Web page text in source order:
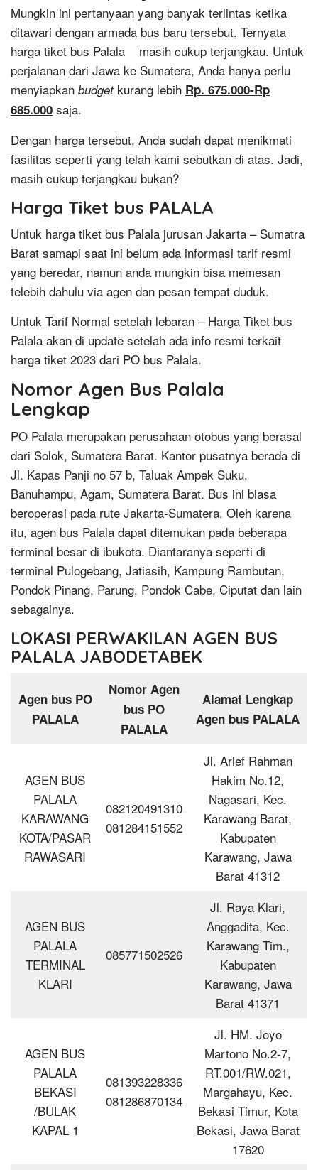
Mungkin ini pertanyaan yang banyak terlintas ketika
ditawari dengan armada bus baru tersebut. Ternyata
harga tiket bus Palala masih cukup terjangkau. Untuk
perjalanan dari Jawa ke Sumatera, Anda hanya perlu
menyiapkan budget kurang lebih Rp. 675.000-Rp
685.000 saja.
Dengan harga tersebut, Anda sudah dapat menikmati
fasilitas seperti yang telah kami sebutkan di atas. Jadi,
masih cukup terjangkau bukan?
Harga Tiket bus PALALA
Untuk harga tiket bus Palala jurusan Jakarta – Sumatra
Barat samapi saat ini belum ada informasi tarif resmi
yang beredar, namun anda mungkin bisa memesan
telebih dahulu via agen dan pesan tempat duduk.
Untuk Tarif Normal setelah lebaran – Harga Tiket bus
Palala akan di update setelah ada info resmi terkait
harga tiket 2023 dari PO bus Palala.
Nomor Agen Bus Palala
Lengkap
PO Palala merupakan perusahaan otobus yang berasal
dari Solok, Sumatera Barat. Kantor pusatnya berada di
Jl. Kapas Panji no 57 b, Taluak Ampek Suku,
Banuhampu, Agam, Sumatera Barat. Bus ini biasa
beroperasi pada rute Jakarta-Sumatera. Oleh karena
itu, agen bus Palala dapat ditemukan pada beberapa
terminal besar di ibukota. Diantaranya seperti di
terminal Pulogebang, Jatiasih, Kampung Rambutan,
Pondok Pinang, Parung, Pondok Cabe, Ciputat dan lain
sebagainya.
LOKASI PERWAKILAN AGEN BUS
PALALA JABODETABEK
Agen bus PO
PALALA
Nomor Agen
bus PO
PALALA
Alamat Lengkap
Agen bus PALALA
AGEN BUS
PALALA
KARAWANG
KOTA/PASAR
RAWASARI
082120491310
081284151552
Jl. Arief Rahman
Hakim No.12,
Nagasari, Kec.
Karawang Barat,
Kabupaten
Karawang, Jawa
Barat 41312
AGEN BUS
PALALA
TERMINAL
KLARI
085771502526
Jl. Raya Klari,
Anggadita, Kec.
Karawang Tim.,
Kabupaten
Karawang, Jawa
Barat 41371
AGEN BUS
PALALA
BEKASI
/BULAK
KAPAL 1
081393228336
081286870134
Jl. HM. Joyo
Martono No.2-7,
RT.001/RW.021,
Margahayu, Kec.
Bekasi Timur, Kota
Bekasi, Jawa Barat
17620